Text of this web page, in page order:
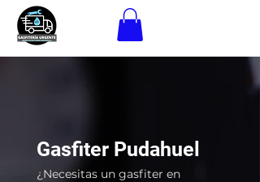
Gasfiter Pudahuel
¿Necesitas un gasfiter en